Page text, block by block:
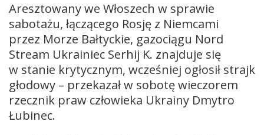
Aresztowany we Włoszech w sprawie
sabotażu, łączącego Rosję z Niemcami
przez Morze Bałtyckie, gazociągu Nord
Stream Ukrainiec Serhij K. znajduje się
w stanie krytycznym, wcześniej ogłosił strajk
głodowy – przekazał w sobotę wieczorem
rzecznik praw człowieka Ukrainy Dmytro
Łubinec.